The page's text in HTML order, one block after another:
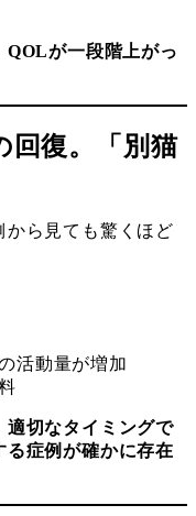
QOLが一段階上がっ
回復。「別猫
ら見ても驚くほど
活動量が増加
適切なタイミングで
症例が確かに存在